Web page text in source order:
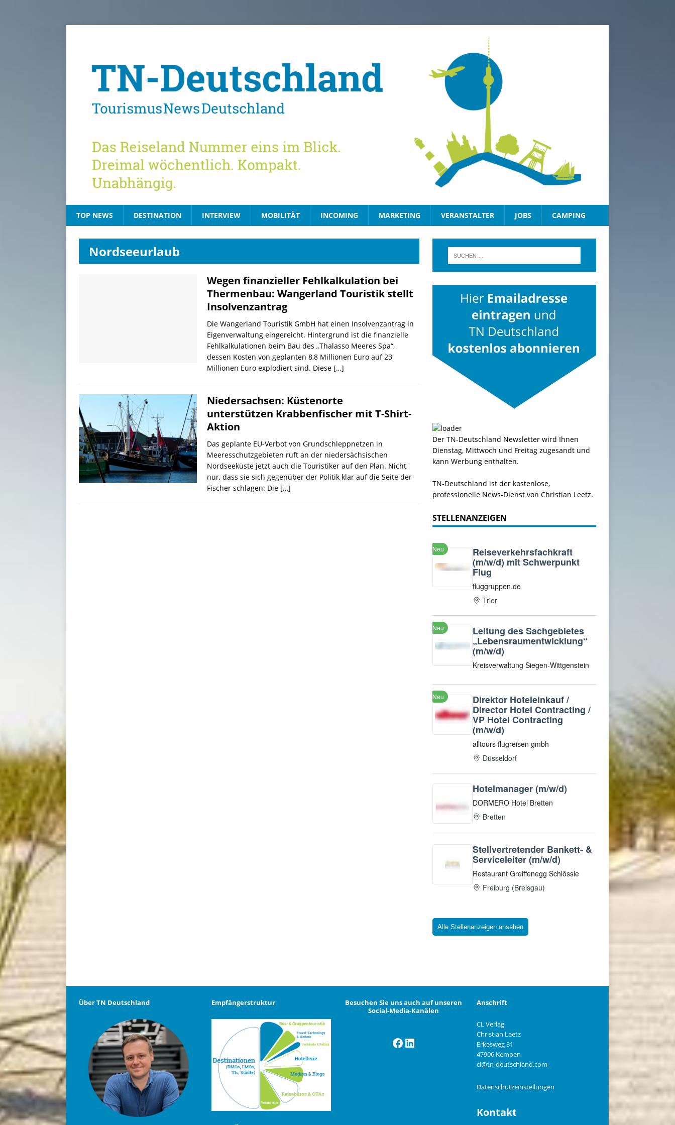
TOP NEWS DESTINATION INTERVIEW MOBILITÄT INCOMING MARKETING VERANSTALTER JOBS CAMPING
Nordseeurlaub
Wegen finanzieller Fehlkalkulation bei
Thermenbau: Wangerland Touristik stellt
Insolvenzantrag
Die Wangerland Touristik GmbH hat einen Insolvenzantrag in
Eigenverwaltung eingereicht. Hintergrund ist die finanzielle
Fehlkalkulationen beim Bau des „Thalasso Meeres Spa“,
dessen Kosten von geplanten 8,8 Millionen Euro auf 23
Millionen Euro explodiert sind. Diese […]
Niedersachsen: Küstenorte
unterstützen Krabbenfischer mit T-Shirt-
Aktion
Das geplante EU-Verbot von Grundschleppnetzen in
Meeresschutzgebieten ruft an der niedersächsischen
Nordseeküste jetzt auch die Touristiker auf den Plan. Nicht
nur, dass sie sich gegenüber der Politik klar auf die Seite der
Fischer schlagen: Die […]
Der TN-Deutschland Newsletter wird Ihnen
Dienstag, Mittwoch und Freitag zugesandt und
kann Werbung enthalten.
TN-Deutschland ist der kostenlose,
professionelle News-Dienst von Christian Leetz.
STELLENANZEIGEN
Alle Stellenanzeigen ansehen
Über TN Deutschland Empfängerstruktur
Besuchen Sie uns auch auf unseren
Social-Media-Kanälen
Facebook
LinkedIn
Anschrift
CL Verlag
Christian Leetz
Erkesweg 31
47906 Kempen
cl@tn-deutschland.com
Datenschutzeinstellungen
Kontakt